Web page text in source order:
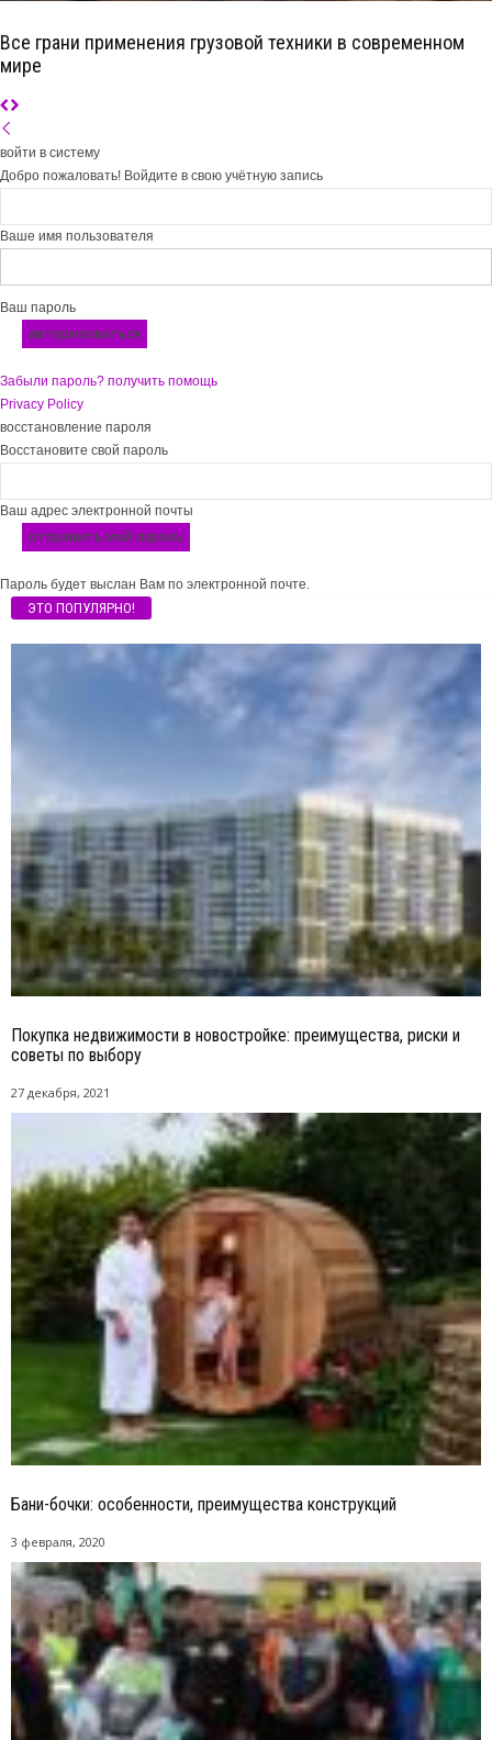
Все грани применения грузовой техники в современном
мире
войти в систему
Добро пожаловать! Войдите в свою учётную запись
Ваше имя пользователя
Ваш пароль
Забыли пароль? получить помощь
Privacy Policy
восстановление пароля
Восстановите свой пароль
Ваш адрес электронной почты
Пароль будет выслан Вам по электронной почте.
ЭТО ПОПУЛЯРНО!
Покупка недвижимости в новостройке: преимущества, риски и
советы по выбору
27 декабря, 2021
Бани-бочки: особенности, преимущества конструкций
3 февраля, 2020